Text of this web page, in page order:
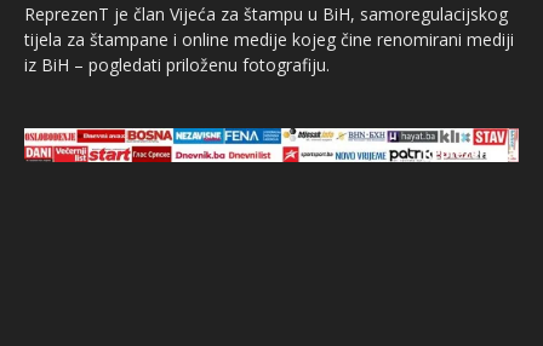
ReprezenT je član Vijeća za štampu u BiH, samoregulacijskog
tijela za štampane i online medije kojeg čine renomirani mediji
iz BiH – pogledati priloženu fotografiju.